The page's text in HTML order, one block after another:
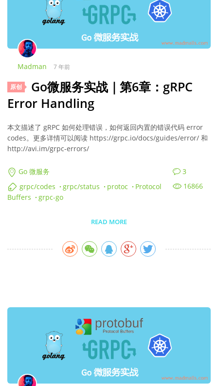
Madman 7 年前
原创
Go微服务实战｜第6章：gRPC
Error Handling
本文描述了 gRPC 如何处理错误，如何返回内置的错误代码 error
codes。更多详情可以阅读 https://grpc.io/docs/guides/error/ 和
http://avi.im/grpc-errors/
Go 微服务
grpc/codes ·grpc/status · protoc · Protocol
Buffers ·grpc-go
3
16866
READ MORE